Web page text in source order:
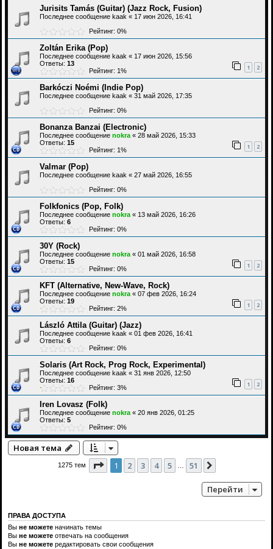
Jurisits Tamás (Guitar) (Jazz Rock, Fusion)
Последнее сообщение kaak « 17 июн 2026, 16:41
Рейтинг: 0%
Zoltán Erika (Pop)
Последнее сообщение kaak « 17 июн 2026, 15:56
Ответы: 13 1 2
Рейтинг: 1%
Barkóczi Noémi (Indie Pop)
Последнее сообщение kaak « 31 май 2026, 17:35
Рейтинг: 0%
Bonanza Banzai (Electronic)
Последнее сообщение nokra « 28 май 2026, 15:33
Ответы: 15 1 2
Рейтинг: 1%
Valmar (Pop)
Последнее сообщение kaak « 27 май 2026, 16:55
Рейтинг: 0%
Folkfonics (Pop, Folk)
Последнее сообщение nokra « 13 май 2026, 16:26
Ответы: 6
Рейтинг: 0%
30Y (Rock)
Последнее сообщение nokra « 01 май 2026, 16:58
Ответы: 15 1 2
Рейтинг: 0%
KFT (Alternative, New-Wave, Rock)
Последнее сообщение nokra « 07 фев 2026, 16:24
Ответы: 19 1 2
Рейтинг: 2%
László Attila (Guitar) (Jazz)
Последнее сообщение kaak « 01 фев 2026, 16:41
Ответы: 6
Рейтинг: 0%
Solaris (Art Rock, Prog Rock, Experimental)
Последнее сообщение kaak « 31 янв 2026, 12:50
Ответы: 16 1 2
Рейтинг: 3%
Iren Lovasz (Folk)
Последнее сообщение nokra « 20 янв 2026, 01:25
Ответы: 5
Рейтинг: 0%
Новая тема
1275 тем Страница из 51
1 2 3 4 5 51
Перейти
ПРАВА ДОСТУПА
Вы не можете начинать темы
Вы не можете отвечать на сообщения
Вы не можете редактировать свои сообщения